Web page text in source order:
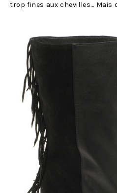
trop fines aux chevilles… Mais